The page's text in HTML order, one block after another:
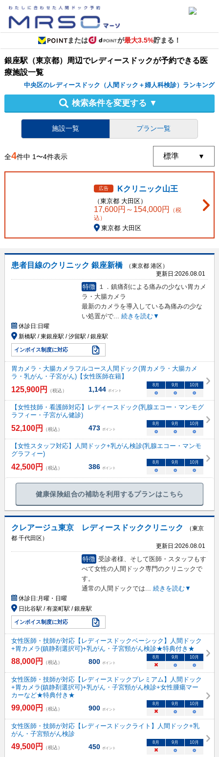
または が最大3.5%貯まる！
銀座駅（東京都）周辺でレディースドックが予約できる医
療施設一覧
中央区のレディースドック（人間ドック＋婦人科検診）ランキング
検索条件を変更する ▼
施設一覧 プラン一覧
全4件中 1〜4件表示
広告 Kクリニック山王
（東京都 大田区）
17,600円～ 154,000円
（税
込）
東京都 大田区
患者目線のクリニック 銀座新橋
（東京都 港区）
更新日:2026.08.01
特徴
１．鎮痛剤による痛みの少ない胃カメ
ラ・大腸カメラ
最新のカメラを導入している為痛みの少な
い処置がで... 続きを読む▼
休診日:日曜
新橋駅 / 東銀座駅 / 汐留駅 / 銀座駅
インボイス制度に対応
胃カメラ・大腸カメラフルコース人間ドック(胃カメラ・大腸カメ
ラ・乳がん・子宮がん)【女性医師在籍】
125,900円 （税込） 1,144 ポイント
8月 9月 10月
○ ○ ○
【女性技師・看護師対応】レディースドック(乳腺エコー・マンモグ
ラフィー・子宮がん健診)
52,100円 （税込） 473 ポイント
8月 9月 10月
○ ○ ○
【女性スタッフ対応】人間ドック+乳がん検診(乳腺エコー・マンモ
グラフィー)
42,500円 （税込） 386 ポイント
8月 9月 10月
○ ○ ○
健康保険組合の補助を利用するプランはこちら
クレアージュ東京 レディースドッククリニック
（東京
都 千代田区）
更新日:2026.08.01
特徴 受診者様、そして医師・スタッフもす
べて女性の人間ドック専門のクリニックで
す。
通常の人間ドックでは
続きを読む▼
休診日:月曜・日曜
日比谷駅 / 有楽町駅 / 銀座駅
インボイス制度に対応
女性医師・技師が対応【レディースドックベーシック】人間ドック
+胃カメラ(鎮静剤選択可)+乳がん・子宮頸がん検診★特典付き★
88,000円 （税込） 800 ポイント
8 月 9 月 10月
× ○ ○
女性医師・技師が対応【レディースドックプレミアム】人間ドック
+胃カメラ(鎮静剤選択可)+乳がん・子宮頸がん検診+女性腫瘍マー
カーなど★特典付き★
99,000円 （税込） 900 ポイント
8 月 9 月 10月
× ○ ○
女性医師・技師が対応【レディースドックライト】人間ドック+乳
がん・子宮頸がん検診
49,500円 （税込） 450 ポイント
8 月 9 月 10月
× ○ ○